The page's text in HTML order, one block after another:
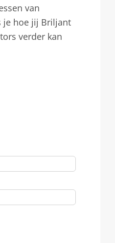
van
je hoe jij Briljant
verder kan